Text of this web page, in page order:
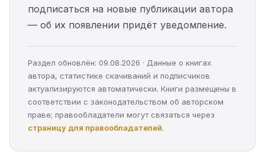
подписаться на новые публикации автора
— об их появлении придёт уведомление.
Раздел обновлён: 09.08.2026 · Данные о книгах
автора, статистике скачиваний и подписчиков
актуализируются автоматически. Книги размещены в
соответствии с законодательством об авторском
праве; правообладатели могут связаться через
страницу для правообладателей.